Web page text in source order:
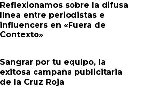
Reflexionamos sobre la difusa
línea entre periodistas e
influencers en «Fuera de
Contexto»
Sangrar por tu equipo, la
exitosa campaña publicitaria
de la Cruz Roja